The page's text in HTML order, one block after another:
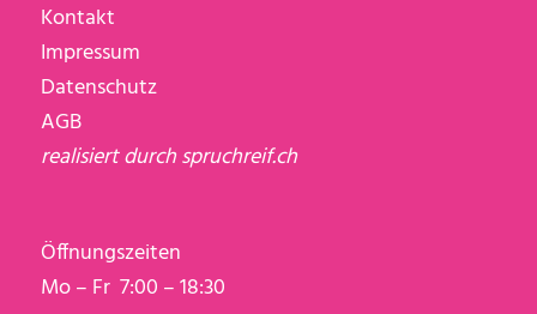
Kontakt
Impressum
Datenschutz
AGB
realisiert durchspruchreif.ch
Öffnungszeiten
Mo – Fr 7:00 – 18:30